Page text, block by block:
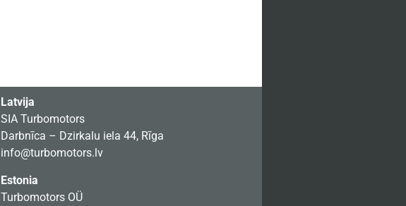
Latvija
SIA Turbomotors
Darbnīca – Dzirkalu iela 44, Rīga
info@turbomotors.lv
Estonia
Turbomotors OÜ